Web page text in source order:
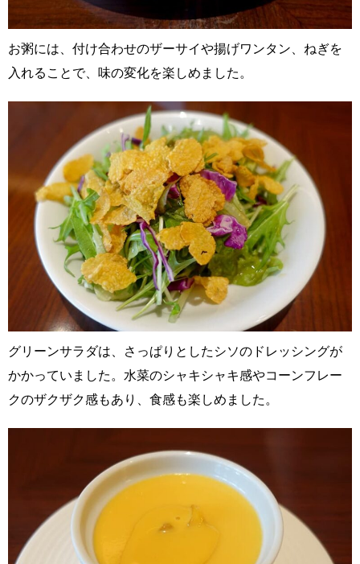
お粥には、付け合わせのザーサイや揚げワンタン、ねぎを
入れることで、味の変化を楽しめました。
グリーンサラダは、さっぱりとしたシソのドレッシングが
かかっていました。水菜のシャキシャキ感やコーンフレー
クのザクザク感もあり、食感も楽しめました。